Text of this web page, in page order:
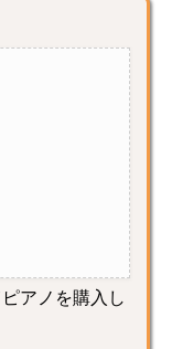
アノを購入し